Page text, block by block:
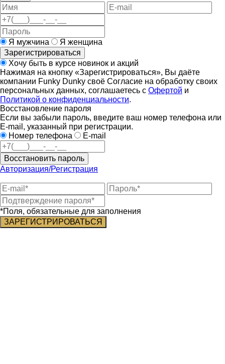
Я мужчина
Я женщина
Зарегистрироваться
Хочу быть в курсе новинок и акций
Нажимая на кнопку «Зарегистрироваться», Вы даёте
компании Funky Dunky своё Согласие на обработку своих
персональных данных, соглашаетесь с Офертой и
Политикой о конфиденциальности.
Восстановление пароля
Если вы забыли пароль, введите ваш номер телефона или
E-mail, указанный при регистрации.
Номер телефона
E-mail
Восстановить пароль
Авторизация/Регистрация
*Поля, обязательные для заполнения